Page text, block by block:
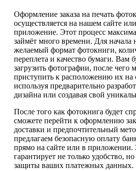
Оформление заказа на печать
осуществляется на нашем сайте
приложение. Этот процесс
займёт много времени. Для начала
желаемый формат фотокниги,
переплета и качество бумаги. Вам
загрузить фотографии, после чего
приступить к расположению их на
используя предварительно
дизайна или создавая свой
После того как фотокнига будет
сможете перейти к оформлению
доставки и предпочтительный
предлагаем безопасную оплату
прямо на сайте или в приложении.
гарантирует не только удобство,
защиты ваших платежных данных.